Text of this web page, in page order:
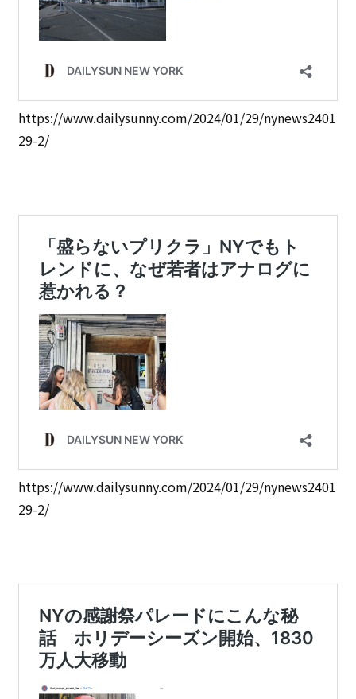
https://www.dailysunny.com/2024/01/29/nynews2401
29-2/
https://www.dailysunny.com/2024/01/29/nynews2401
29-2/